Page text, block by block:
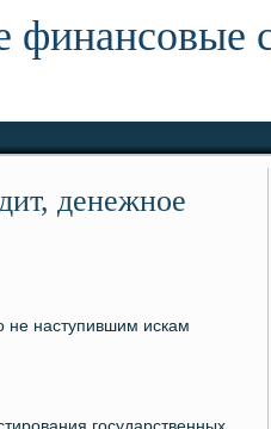
денежное
не наступившим искам